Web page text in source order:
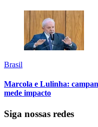
Brasil
Marcola e Lulinha:
mede impacto
Siga nossas redes